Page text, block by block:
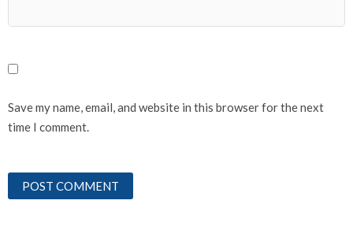
Save my name, email, and website in this browser for the next
time I comment.